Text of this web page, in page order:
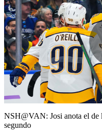
NSH@VAN: Josi anota el de
segundo